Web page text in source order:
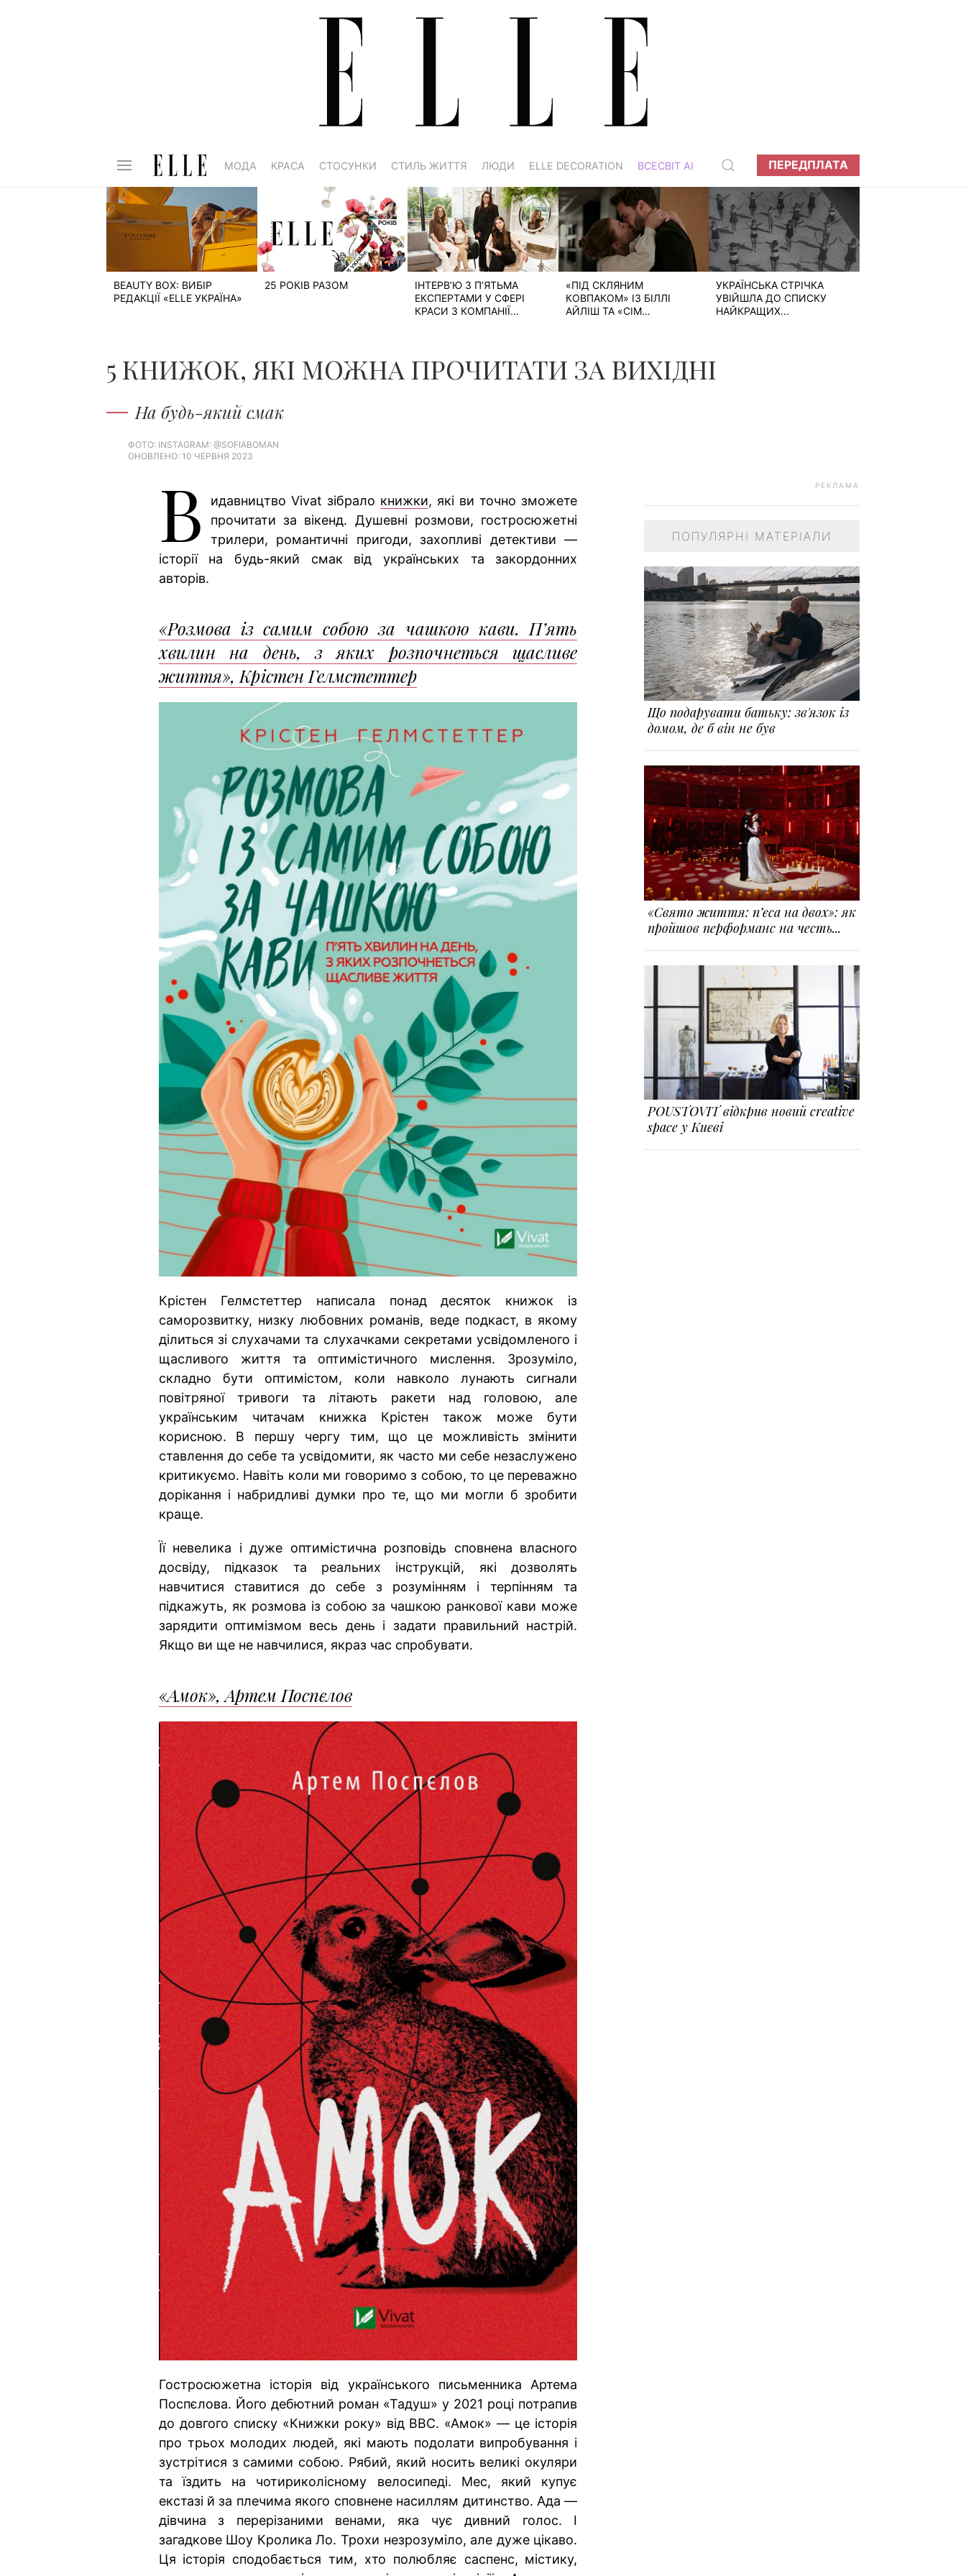
МОДА КРАСА СТОСУНКИ СТИЛЬ ЖИТТЯ ЛЮДИ ELLE DECORATION ВСЕСВІТ АІ ПЕРЕДПЛАТА
BEAUTY BOX: ВИБІР
РЕДАКЦІЇ «ELLE УКРАЇНА»
25 РОКІВ РАЗОМ
ІНТЕРВ’Ю З П’ЯТЬМА
ЕКСПЕРТАМИ У СФЕРІ
КРАСИ З КОМПАНІЇ...
«ПІД СКЛЯНИМ
КОВПАКОМ» ІЗ БІЛЛІ
АЙЛІШ ТА «СІМ
УКРАЇНСЬКА СТРІЧКА
УВІЙШЛА ДО СПИСКУ
НАЙКРАЩИХ...
5 КНИЖОК, ЯКІ МОЖНА ПРОЧИТАТИ ЗА ВИХІДНІ
На будь-який смак
ФОТО: ​​​​​​​INSTAGRAM: @SOFIABOMAN
ОНОВЛЕНО: 10 ЧЕРВНЯ 2023
В идавництво Vivat зібрало книжки, які ви точно зможете
прочитати за вікенд. Душевні розмови, гостросюжетні
трилери, романтичні пригоди, захопливі детективи —
історії на будь-який смак від українських та закордонних
авторів.
«Розмова із самим собою за чашкою кави. П’ять
хвилин на день, з яких розпочнеться щасливе
життя», Крістен Гелмстеттер
Крістен Гелмстеттер написала понад десяток книжок із
саморозвитку, низку любовних романів, веде подкаст, в якому
ділиться зі слухачами та слухачками секретами усвідомленого і
щасливого життя та оптимістичного мислення. Зрозуміло,
складно бути оптимістом, коли навколо лунають сигнали
повітряної тривоги та літають ракети над головою, але
українським читачам книжка Крістен також може бути
корисною. В першу чергу тим, що це можливість змінити
ставлення до себе та усвідомити, як часто ми себе незаслужено
критикуємо. Навіть коли ми говоримо з собою, то це переважно
дорікання і набридливі думки про те, що ми могли б зробити
краще.
Її невелика і дуже оптимістична розповідь сповнена власного
досвіду, підказок та реальних інструкцій, які дозволять
навчитися ставитися до себе з розумінням і терпінням та
підкажуть, як розмова із собою за чашкою ранкової кави може
зарядити оптимізмом весь день і задати правильний настрій.
Якщо ви ще не навчилися, якраз час спробувати.
«Амок», Артем Поспєлов
Гостросюжетна історія від українського письменника Артема
Поспєлова. Його дебютний роман «Тадуш» у 2021 році потрапив
до довгого списку «Книжки року» від ВВС. «Амок» — це історія
про трьох молодих людей, які мають подолати випробування і
зустрітися з самими собою. Рябий, який носить великі окуляри
та їздить на чотириколісному велосипеді. Мес, який купує
екстазі й за плечима якого сповнене насиллям дитинство. Ада —
дівчина з перерізаними венами, яка чує дивний голос. І
загадкове Шоу Кролика Ло. Трохи незрозуміло, але дуже цікаво.
Ця історія сподобається тим, хто полюбляє саспенс, містику,
РЕКЛАМА
ПОПУЛЯРНІ МАТЕРІАЛИ
Що подарувати батьку: зв'язок із
домом, де б він не був
«Свято життя: п’єса на двох»: як
пройшов перформанс на честь...
POUSTOVIT відкрив новий creative
space у Києві